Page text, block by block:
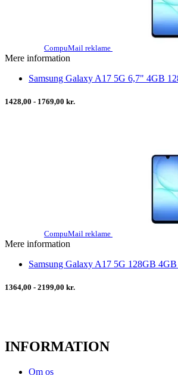
CompuMail reklame
Mere information
Samsung Galaxy A17 5G 6,7" 4GB
1428,00 - 1769,00 kr.
CompuMail reklame
Mere information
Samsung Galaxy A17 5G 128GB
1364,00 - 2199,00 kr.
INFORMATION
Om os